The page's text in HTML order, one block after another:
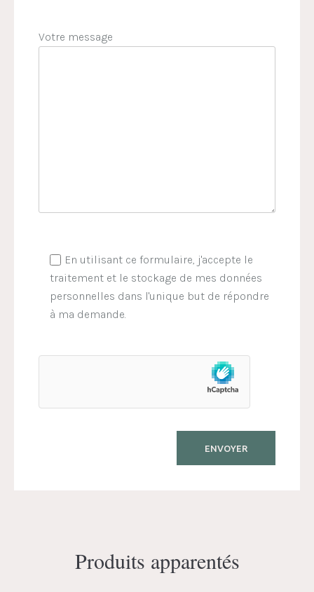
Votre message
En utilisant ce formulaire, j'accepte le
traitement et le stockage de mes données
personnelles dans l'unique but de répondre
à ma demande.
Produits apparentés